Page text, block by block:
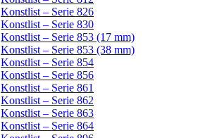
Konstlist – Serie 826
Konstlist – Serie 830
Konstlist – Serie 853 (17 mm)
Konstlist – Serie 853 (38 mm)
Konstlist – Serie 854
Konstlist – Serie 856
Konstlist – Serie 861
Konstlist – Serie 862
Konstlist – Serie 863
Konstlist – Serie 864